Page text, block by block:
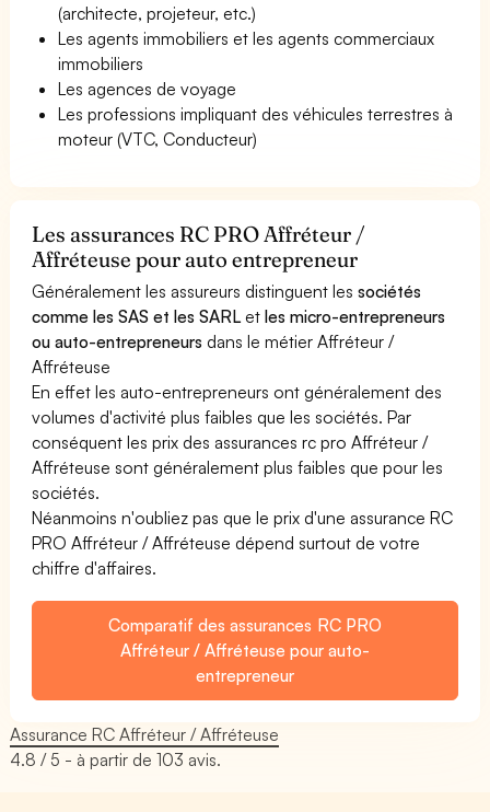
(architecte, projeteur, etc.)
Les agents immobiliers et les agents commerciaux
immobiliers
Les agences de voyage
Les professions impliquant des véhicules terrestres à
moteur (VTC, Conducteur)
Les assurances RC PRO Affréteur /
Affréteuse pour auto entrepreneur
Généralement les assureurs distinguent lessociétés
comme les SAS et les SARL etles micro-entrepreneurs
ou auto-entrepreneurs dans le métier Affréteur /
Affréteuse
En effet les auto-entrepreneurs ont généralement des
volumes d'activité plus faibles que les sociétés. Par
conséquent les prix des assurances rc pro Affréteur /
Affréteuse sont généralement plus faibles que pour les
sociétés.
Néanmoins n'oubliez pas que le prix d'une assurance RC
PRO Affréteur / Affréteuse dépend surtout de votre
chiffre d'affaires.
Comparatif des assurances RC PRO
Affréteur / Affréteuse pour auto-
entrepreneur
Assurance RC Affréteur / Affréteuse
4.8 / 5 - à partir de103 avis.